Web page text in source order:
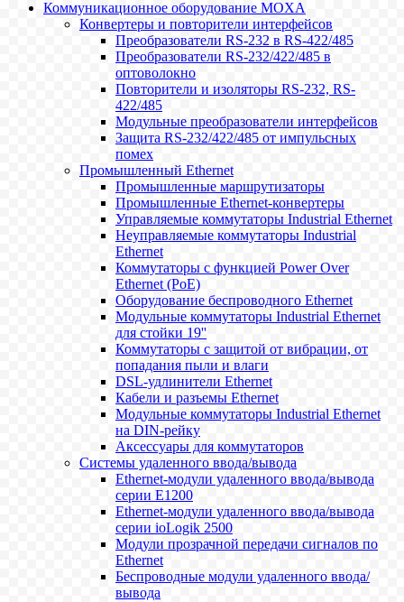
Коммуникационное оборудование MOXA
Конвертеры и повторители интерфейсов
Преобразователи RS-232 в RS-422/485
Преобразователи RS-232/422/485 в
оптоволокно
Повторители и изоляторы RS-232, RS-
422/485
Модульные преобразователи интерфейсов
Защита RS-232/422/485 от импульсных
помех
Промышленный Ethernet
Промышленные маршрутизаторы
Промышленные Ethernet-конвертеры
Управляемые коммутаторы Industrial Ethernet
Неуправляемые коммутаторы Industrial
Ethernet
Коммутаторы с функцией Power Over
Ethernet (PoE)
Оборудование беспроводного Ethernet
Модульные коммутаторы Industrial Ethernet
для стойки 19''
Коммутаторы с защитой от вибрации, от
попадания пыли и влаги
DSL-удлинители Ethernet
Кабели и разъемы Ethernet
Модульные коммутаторы Industrial Ethernet
на DIN-рейку
Аксессуары для коммутаторов
Системы удаленного ввода/вывода
Ethernet-модули удаленного ввода/вывода
серии E1200
Ethernet-модули удаленного ввода/вывода
серии ioLogik 2500
Модули прозрачной передачи сигналов по
Ethernet
Беспроводные модули удаленного ввода/
вывода